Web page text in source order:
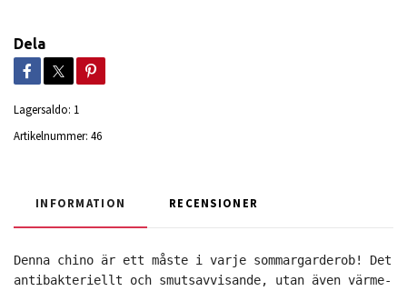
Dela
Lagersaldo: 1
Artikelnummer: 46
INFORMATION RECENSIONER
Denna chino är ett måste i varje sommargarderob!
antibakteriellt och smutsavvisande, utan även